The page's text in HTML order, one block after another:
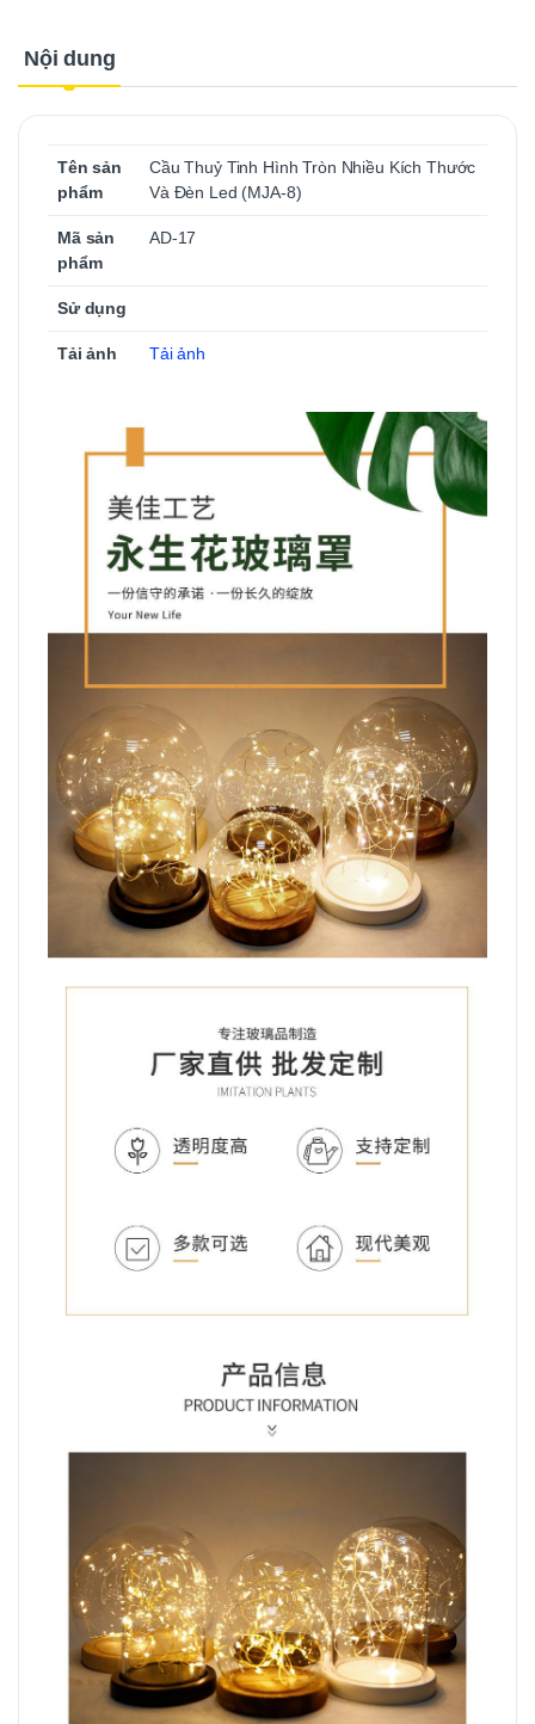
Nội dung
Tên sản
phẩm
Cầu Thuỷ Tinh Hình Tròn Nhiều Kích Thước
Và Đèn Led (MJA-8)
Mã sản
phẩm
AD-17
Sử dụng
Tải ảnh Tải ảnh